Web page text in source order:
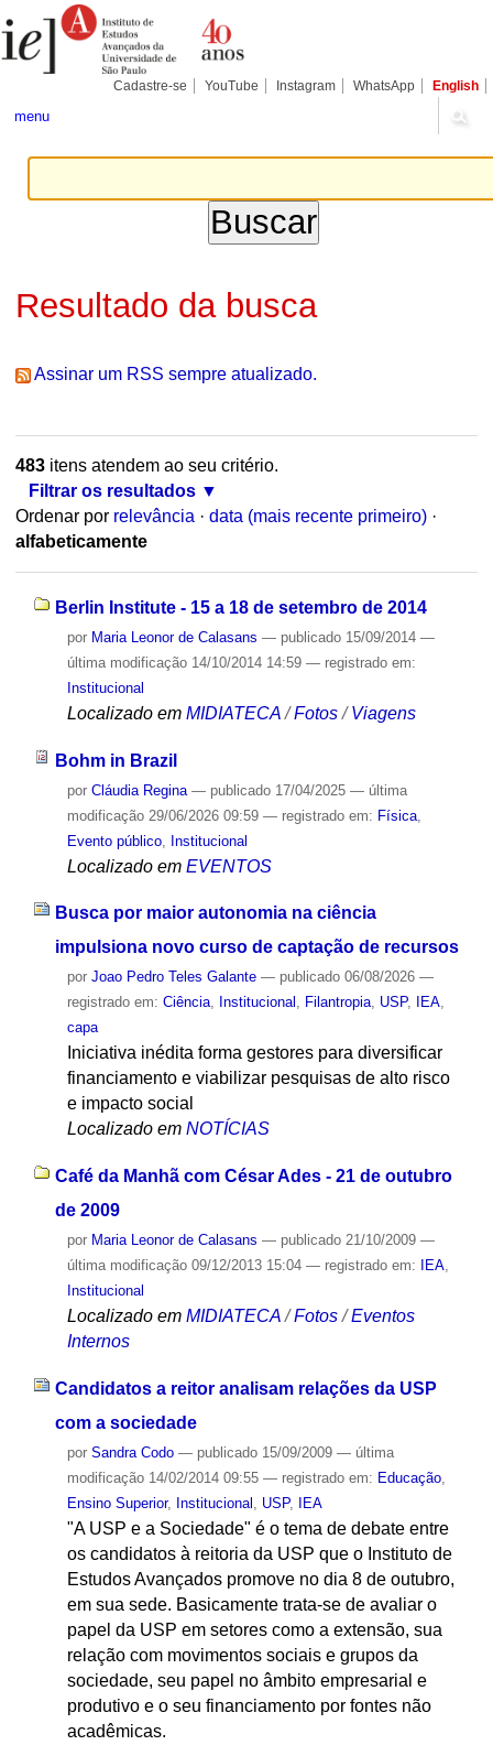
para
conteúdo.
Pessoais
Cadastre-se YouTube Instagram WhatsApp English
menu
Resultado da busca
Assinar um RSS sempre atualizado.
483itens atendem ao seu critério.
Filtrar os resultados
Ordenar por relevância · data (mais recente primeiro) ·
alfabeticamente
Berlin Institute - 15 a 18 de setembro de 2014
por Maria Leonor de Calasans — publicado15/09/2014 —
última modificação14/10/2014 14:59 — registrado em:
Institucional
Localizado em MIDIATECA /Fotos /Viagens
Bohm in Brazil
por Cláudia Regina — publicado17/04/2025 — última
modificação29/06/2026 09:59 — registrado em: Física,
Evento público, Institucional
Localizado em EVENTOS
Busca por maior autonomia na ciência
impulsiona novo curso de captação de recursos
por Joao Pedro Teles Galante — publicado06/08/2026 —
registrado em: Ciência, Institucional , Filantropia, USP, IEA,
capa
Iniciativa inédita forma gestores para diversificar
financiamento e viabilizar pesquisas de alto risco
e impacto social
Localizado em NOTÍCIAS
Café da Manhã com César Ades - 21 de outubro
de 2009
por Maria Leonor de Calasans — publicado21/10/2009 —
última modificação09/12/2013 15:04 — registrado em: IEA,
Institucional
Localizado em MIDIATECA /Fotos /Eventos
Internos
Candidatos a reitor analisam relações da USP
com a sociedade
por Sandra Codo — publicado15/09/2009 — última
modificação14/02/2014 09:55 — registrado em: Educação,
Ensino Superior, Institucional USP, IEA
"A USP e a Sociedade" é o tema de debate entre
os candidatos à reitoria da USP que o Instituto de
Estudos Avançados promove no dia 8 de outubro,
em sua sede. Basicamente trata-se de avaliar o
papel da USP em setores como a extensão, sua
relação com movimentos sociais e grupos da
sociedade, seu papel no âmbito empresarial e
produtivo e o seu financiamento por fontes não
acadêmicas.